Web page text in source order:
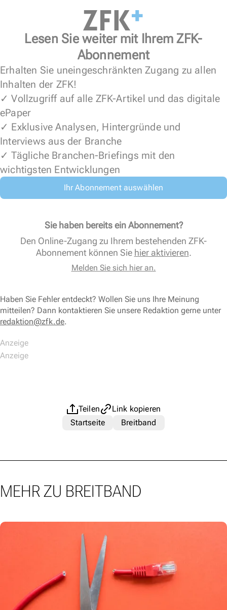
Lesen Sie weiter mit Ihrem ZFK-
Abonnement
Erhalten Sie uneingeschränkten Zugang zu allen
Inhalten der ZFK!
✓ Vollzugriff auf alle ZFK-Artikel und das digitale
ePaper
✓ Exklusive Analysen, Hintergründe und
Interviews aus der Branche
✓ Tägliche Branchen-Briefings mit den
wichtigsten Entwicklungen
Ihr Abonnement auswählen
Sie haben bereits ein Abonnement?
Den Online-Zugang zu Ihrem bestehenden ZFK-
Abonnement können Sie hier aktivieren.
Melden Sie sich hier an.
Haben Sie Fehler entdeckt? Wollen Sie uns Ihre Meinung
mitteilen? Dann kontaktieren Sie unsere Redaktion gerne unter
redaktion@zfk.de.
Teilen
Link kopieren
Startseite
Breitband
MEHR ZU BREITBAND